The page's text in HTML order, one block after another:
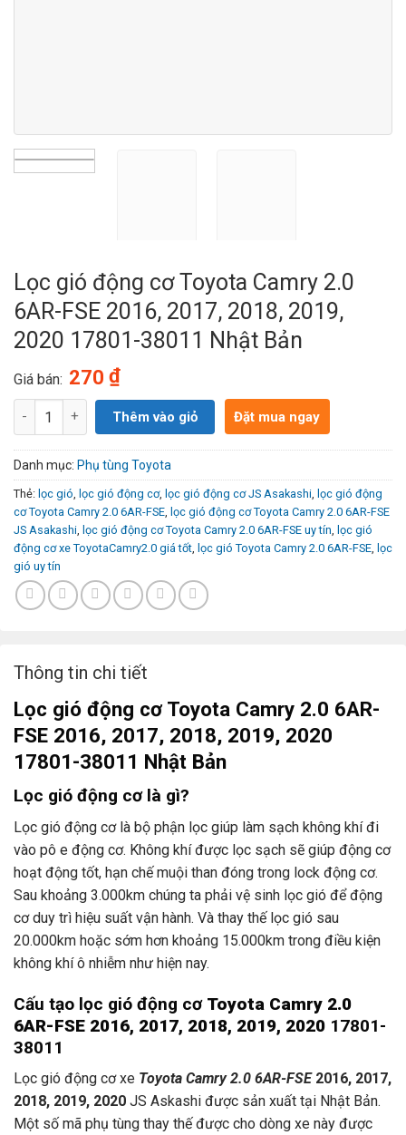
Lọc gió động cơ Toyota Camry 2.0
6AR-FSE 2016, 2017, 2018, 2019,
2020 17801-38011 Nhật Bản
Giá bán: 270 ₫
Số lượng
Thêm vào giỏ Đặt mua ngay
Danh mục: Phụ tùng Toyota
Thẻ: lọc gió, lọc gió động cơ, lọc gió động cơ JS Asakashi, lọc gió động
cơ Toyota Camry 2.0 6AR-FSE, lọc gió động cơ Toyota Camry 2.0 6AR-FSE
JS Asakashi, lọc gió động cơ Toyota Camry 2.0 6AR-FSE uy tín, lọc gió
động cơ xe ToyotaCamry2.0 giá tốt, lọc gió Toyota Camry 2.0 6AR-FSE, lọc
gió uy tín
Thông tin chi tiết
Lọc gió động cơ Toyota Camry 2.0 6AR-
FSE 2016, 2017, 2018, 2019, 2020
17801-38011 Nhật Bản
Lọc gió động cơ là gì?
Lọc gió động cơ là bộ phận lọc giúp làm sạch không khí đi
vào pô e động cơ. Không khí được lọc sạch sẽ giúp động cơ
hoạt động tốt, hạn chế muội than đóng trong lock động cơ.
Sau khoảng 3.000km chúng ta phải vệ sinh lọc gió để động
cơ duy trì hiệu suất vận hành. Và thay thế lọc gió sau
20.000km hoặc sớm hơn khoảng 15.000km trong điều kiện
không khí ô nhiễm như hiện nay.
Cấu tạo lọc gió động cơ Toyota Camry 2.0
6AR-FSE 2016, 2017, 2018, 2019, 2020 17801-
38011
Lọc gió động cơ xe Toyota Camry 2.0 6AR-FSE 2016, 2017,
2018, 2019, 2020 JS Askashi được sản xuất tại Nhật Bản.
Một số mã phụ tùng thay thế được cho dòng xe này được